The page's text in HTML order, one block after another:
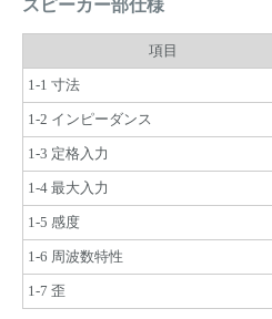
スピーカー部仕様
項目
1-1 寸法
1-2 インピーダンス
1-3 定格入力
1-4 最大入力
1-5 感度
1-6 周波数特性
1-7 歪